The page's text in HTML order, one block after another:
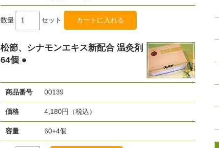
数量 セット
松節、シナモンエキス新配合 温灸剤
64個 ●
商品番号 00139
価格 4,180円（税込）
容量 60+4個